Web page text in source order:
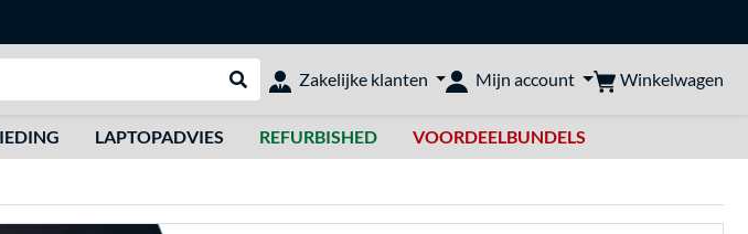
Webshop doorzoeken
Zakelijke klanten Mijn account Winkelwagen
LAPTOPADVIES REFURBISHED VOORDEELBUNDELS